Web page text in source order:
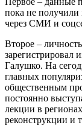
пока не получили
через СМИ и
Второе –
зарегистрировал
Галушко. На
главных
общественным
постоянно
лекции в
реконструкции и